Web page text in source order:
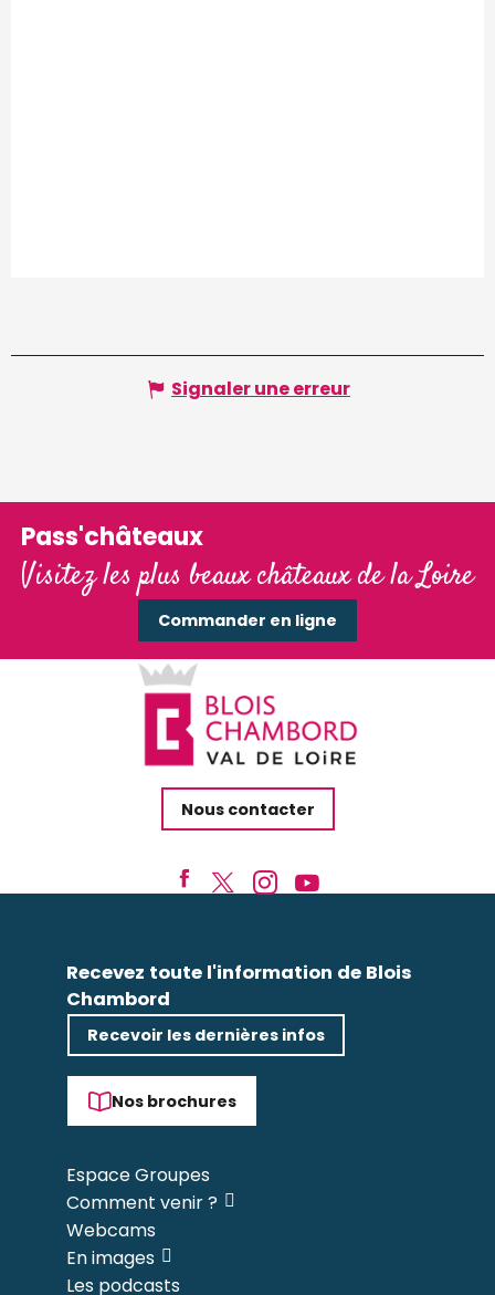
Signaler une erreur
Pass'châteaux
Visitez les plus beaux châteaux de la Loire
Commander en ligne
Nous contacter
Recevez toute l'information de Blois
Chambord
Recevoir les dernières infos
Nos brochures
Espace Groupes
Comment venir ?
Webcams
En images
Les podcasts